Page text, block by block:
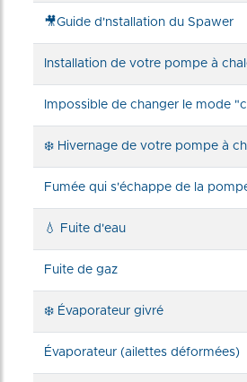
🎥Guide d'nstallation du Spawer
Installation de votre pompe à
Impossible de changer le mode
❄️ Hivernage de votre pompe à
Fumée qui s'échappe de la
💧 Fuite d'eau
Fuite de gaz
❄️ Évaporateur givré
Évaporateur (ailettes déformées)